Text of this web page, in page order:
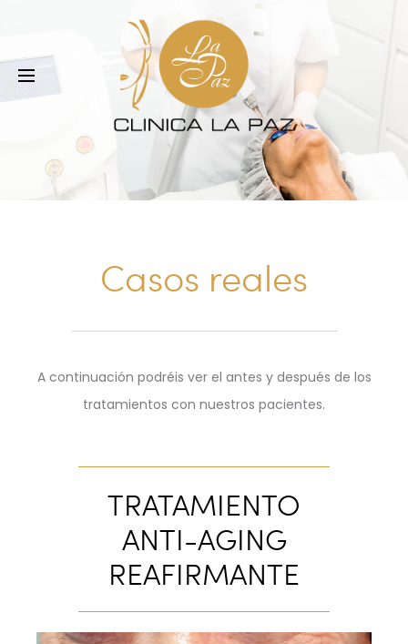
Casos reales
A continuación podréis ver el antes y después de los
tratamientos con nuestros pacientes.
TRATAMIENTO
ANTI-AGING
REAFIRMANTE